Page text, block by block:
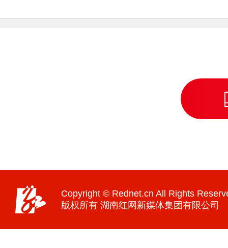
Copyright © Rednet.cn All Rights
版权所有 湖南红网新媒体集团有限公司